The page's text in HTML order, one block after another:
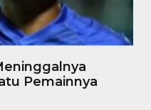
Pemainnya